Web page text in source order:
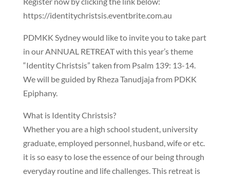
https://identitychristsis.eventbrite.com.au
PDMKK Sydney would like to invite you to take part
in our ANNUAL RETREAT with this year’s theme
“Identity Christsis” taken from Psalm 139: 13-14.
We will be guided by Rheza Tanudjaja from PDKK
Epiphany.
What is Identity Christsis?
Whether you are a high school student, university
graduate, employed personnel, husband, wife or etc.
it is so easy to lose the essence of our being through
everyday routine and life challenges. This retreat is